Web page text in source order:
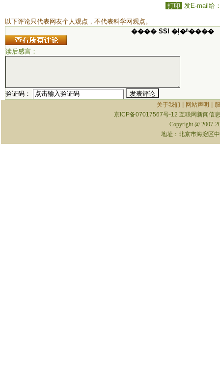
打印 发E-mail给
以下评论只代表网友个人观点，不代表科学网观点。
���� SSI �ļ�ʱ����
读后感言：
验证码：
关于我们 | 网站声明 |
京ICP备07017567号-12 互联网新闻信
Copyright @ 2007-
地址：北京市海淀区